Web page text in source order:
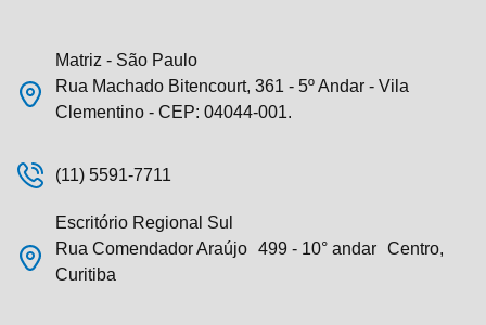
Matriz - São Paulo
Rua Machado Bitencourt, 361 - 5º Andar - Vila
Clementino - CEP: 04044-001.
(11) 5591-7711
Escritório Regional Sul
Rua Comendador Araújo 499 - 10° andar Centro,
Curitiba